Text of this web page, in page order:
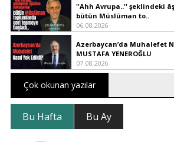
''Ahh Avrupa..'' şeklindeki
bütün Müslüman to..
06.08.2026
Azerbaycan’da Muhalefet
MUSTAFA YENEROĞLU
07.08.2026
Çok okunan yazılar
Bu Hafta Bu Ay